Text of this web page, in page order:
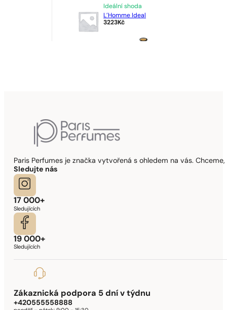
Ideální shoda
L’Homme Ideal
3223Kč
Paris Perfumes je značka vytvořená s ohledem na vás.
Sledujte nás
17 000+
Sledujících
19 000+
Sledujících
Zákaznická podpora 5 dní v týdnu
+420555558888